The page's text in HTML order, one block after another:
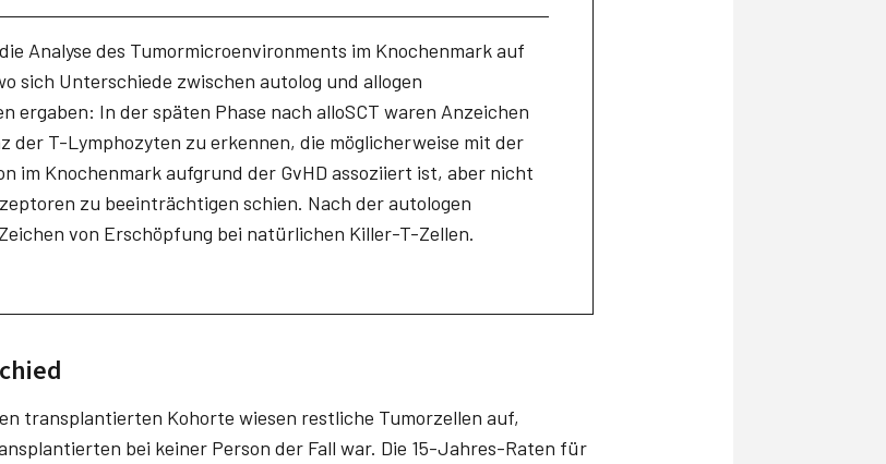
Analyse des Tumormicroenvironments im Knochenmark auf
sich Unterschiede zwischen autolog und allogen
In der späten Phase nach alloSCT waren Anzeichen
der T-Lymphozyten zu erkennen, die möglicherweise mit der
im Knochenmark aufgrund der GvHD assoziiert ist, aber nicht
zu beeinträchtigen schien. Nach der autologen
von Erschöpfung bei natürlichen Killer-T-Zellen.
transplantierten Kohorte wiesen restliche Tumorzellen auf,
bei keiner Person der Fall war. Die 15-Jahres-Raten für